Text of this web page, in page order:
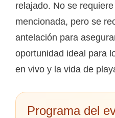
relajado. No se
mencionada, pero se
antelación para
oportunidad ideal para
en vivo y la vida de
Programa del